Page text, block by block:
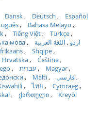
Dansk Deutsch
Español
Bahasa Melayu
Tiếng Việt
Türkçe
мова اردو
اللغة العربية
Shqipe
Hrvatska
Čeština
עברית
Magyar
Malti
فارسی
ไทย
Cymraeg
ქართული
Kreyòl